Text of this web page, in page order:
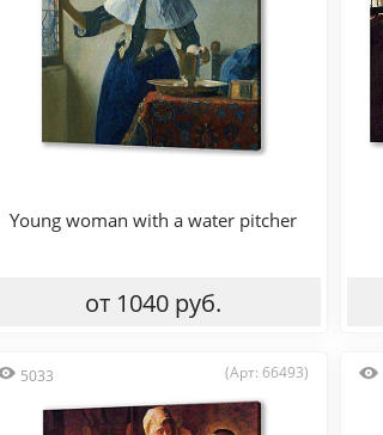
Young woman with a water pitcher
от 1040 руб.
5033 (Арт: 66493)